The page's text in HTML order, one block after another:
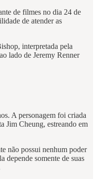
de filmes no dia 24 de
de atender as
interpretada pela
lado de Jeremy Renner
A personagem foi criada
Jim Cheung, estreando em
não possui nenhum poder
depende somente de suas